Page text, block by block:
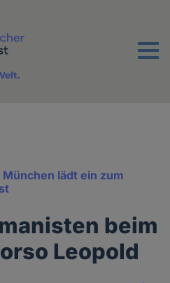
Menu
lädt ein zum
beim
Leopold